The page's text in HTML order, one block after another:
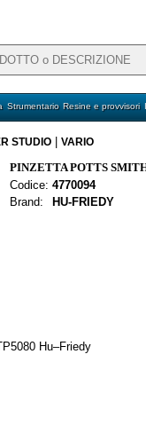
Strumentario Resine e provvisori
STUDIO VARIO
PINZETTA POTTS
Codice: 4770094
Brand:
HU-FRIEDY
Hu–Friedy